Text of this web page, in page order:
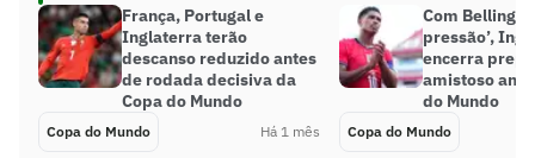
França, Portugal e
Inglaterra terão
descanso reduzido antes
de rodada decisiva da
Copa do Mundo
Copa do Mundo Há 1 mês
Com
pressão’,
encerra
amistoso
do Mundo
Copa do Mundo